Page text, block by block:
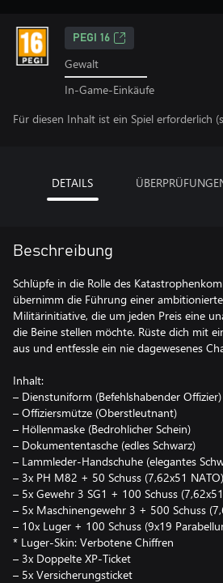
PEGI 16
Gewalt
In-Game-Einkäufe
Für diesen Inhalt ist ein Spiel erforderlich
DETAILS
Beschreibung
Schlüpfe in die Rolle des
übernimm die Führung einer
Militärinitiative, die um jeden Preis eine
die Beine stellen möchte. Rüste dich mit
aus und entfessle ein nie dagewesenes
Inhalt:
– Dienstuniform (Befehlshabender Offizier)
– Offiziersmütze (Oberstleutnant)
– Höllenmaske (Bedrohlicher Schein)
– Dokumententasche (edles Schwarz)
– Lammleder-Handschuhe (elegantes
– 3x PH M82 + 50 Schuss (7,62x51 NATO)
– 5x Gewehr 3 SG1 + 100 Schuss
– 5x Maschinengewehr 3 + 500 Schuss
– 10x Luger + 100 Schuss (9x19
* Luger-Skin: Verbotene Chiffren
– 3x Doppelte XP-Ticket
– 5x Versicherungsticket